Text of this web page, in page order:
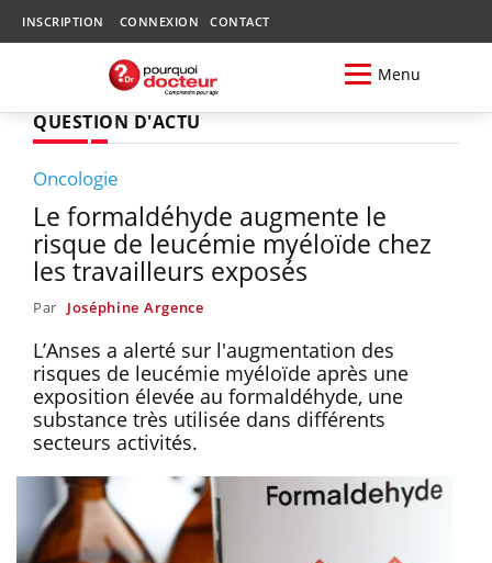
INSCRIPTION CONNEXION CONTACT
Menu
QUESTION D'ACTU
Oncologie
Le formaldéhyde augmente le
risque de leucémie myéloïde chez
les travailleurs exposés
Par Joséphine Argence
L’Anses a alerté sur l'augmentation des
risques de leucémie myéloïde après une
exposition élevée au formaldéhyde, une
substance très utilisée dans différents
secteurs activités.